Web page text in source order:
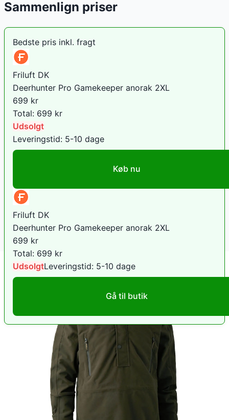
Sammenlign priser
Bedste pris inkl. fragt
Friluft DK
Deerhunter Pro Gamekeeper anorak 2XL
699 kr
Total: 699 kr
Udsolgt
Leveringstid: 5-10 dage
Køb nu
Friluft DK
Deerhunter Pro Gamekeeper anorak 2XL
699 kr
Total: 699 kr
UdsolgtLeveringstid: 5-10 dage
Gå til butik
HUNTERS´ POINT ApS
Deerhunter Pro Gamekeeper Anorak
+ 39 kr fragt
1.388 kr